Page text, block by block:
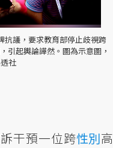
抗議，要求教育部停止歧視跨
引起輿論譁然。圖為示意圖，
社
干預一位跨性別高